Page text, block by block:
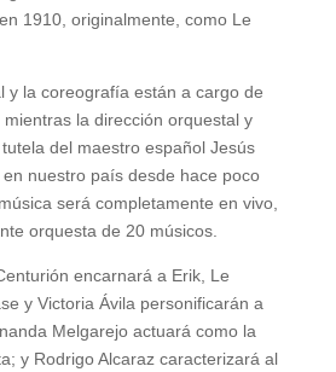
1910, originalmente, como Le
y la coreografía están a cargo de
la dirección orquestal y
del maestro español Jesús
nuestro país desde hace poco
será completamente en vivo,
orquesta de 20 músicos.
encarnará a Erik, Le
y Victoria Ávila personificarán a
Melgarejo actuará como la
y Rodrigo Alcaraz caracterizará al